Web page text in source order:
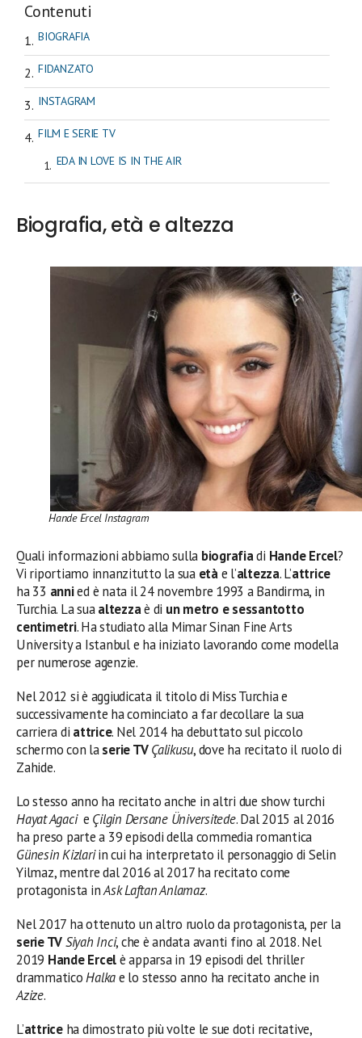
Contenuti
BIOGRAFIA
FIDANZATO
INSTAGRAM
FILM E SERIE TV
EDA IN LOVE IS IN THE AIR
Biografia, età e altezza
Hande Ercel Instagram
Quali informazioni abbiamo sulla biografiadi Hande Ercel?
Vi riportiamo innanzitutto la sua etàe l’altezza. L’attrice
ha 33 annied è nata il 24 novembre 1993 a Bandirma, in
Turchia. La suaaltezzaè di un metro e sessantotto
centimetri. Ha studiato alla Mimar Sinan Fine Arts
University a Istanbul e ha iniziato lavorando come modella
per numerose agenzie.
Nel 2012 si è aggiudicata il titolo di Miss Turchia e
successivamente ha cominciato a far decollare la sua
carriera di attrice. Nel 2014 ha debuttato sul piccolo
schermo con laserie TVÇalikusu, dove ha recitato il ruolo di
Zahide.
Lo stesso anno ha recitato anche in altri due show turchi
Hayat Agaci e Çilgin Dersane Üniversitede. Dal 2015 al 2016
ha preso parte a 39 episodi della commedia romantica
Günesin Kizlariin cui ha interpretato il personaggio di Selin
Yilmaz, mentre dal 2016 al 2017 ha recitato come
protagonista inAsk Laftan Anlamaz.
Nel 2017 ha ottenuto un altro ruolo da protagonista, per la
serie TVSiyah Inci, che è andata avanti fino al 2018. Nel
2019 Hande Ercelè apparsa in 19 episodi del thriller
drammaticoHalkae lo stesso anno ha recitato anche in
Azize.
L’attriceha dimostrato più volte le sue doti recitative,